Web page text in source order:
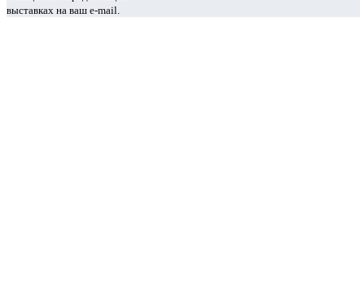
выставках на ваш e-mail.